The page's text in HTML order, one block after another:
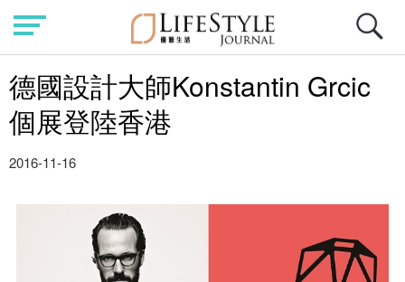
德國設計大師Konstantin Grcic
個展登陸香港
2016-11-16